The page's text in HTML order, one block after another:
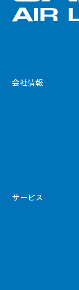
会社情報
サービス